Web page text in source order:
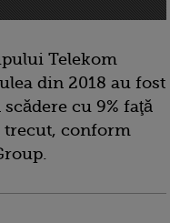
Telekom
din 2018 au fost
cu 9% faţă
trecut, conform